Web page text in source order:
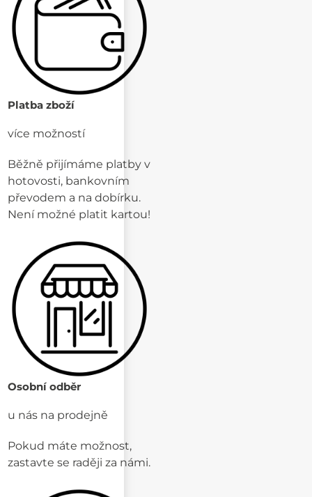
Platba zboží
více možností
Běžně přijímáme platby v
hotovosti, bankovním
převodem a na dobírku.
Není možné platit kartou!
Osobní odběr
u nás na prodejně
Pokud máte možnost,
zastavte se raději za námi.